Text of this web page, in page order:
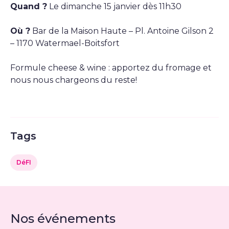
Quand ? Le dimanche 15 janvier dès 11h30
Où ? Bar de la Maison Haute – Pl. Antoine Gilson 2
– 1170 Watermael-Boitsfort
Formule cheese & wine : apportez du fromage et
nous nous chargeons du reste!
Tags
DéFI
Nos événements